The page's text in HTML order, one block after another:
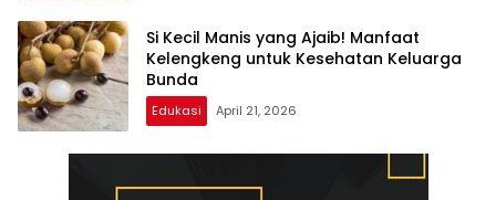
Si Kecil Manis yang Ajaib! Manfaat
Kelengkeng untuk Kesehatan Keluarga
Bunda
Edukasi April 21, 2026